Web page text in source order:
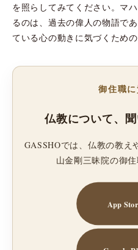
を照らしてみてください。マ
るのは、過去の偉人の物語で
ている心の動きに気づくための
御住職
仏教について、聞
GASSHOでは、仏教の教え
山金剛三昧院の御住
App